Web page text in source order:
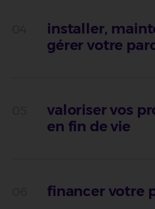
installer,
gérer votre
valoriser vos
en fin de vie
financer votre